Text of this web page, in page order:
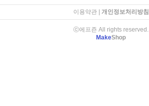
이용약관| 개인정보처리방침
ⓒ에프죤 All rights reserved.
MakeShop